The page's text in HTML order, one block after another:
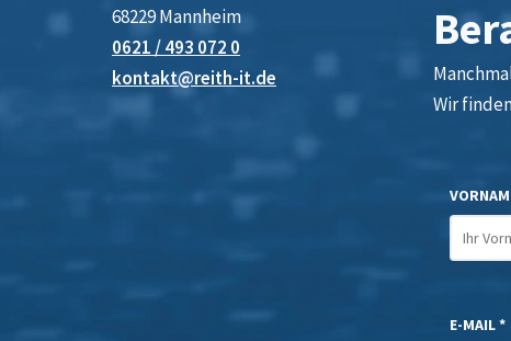
68229 Mannheim
0621 / 493 072 0
kontakt@reith-it.de
Wir
E-MAIL *